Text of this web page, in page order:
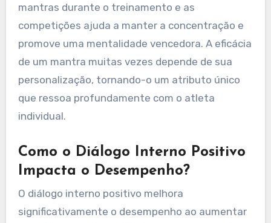
mantras durante o treinamento e as
competições ajuda a manter a concentração e
promove uma mentalidade vencedora. A eficácia
de um mantra muitas vezes depende de sua
personalização, tornando-o um atributo único
que ressoa profundamente com o atleta
individual.
Como o Diálogo Interno Positivo
Impacta o Desempenho?
O diálogo interno positivo melhora
significativamente o desempenho ao aumentar